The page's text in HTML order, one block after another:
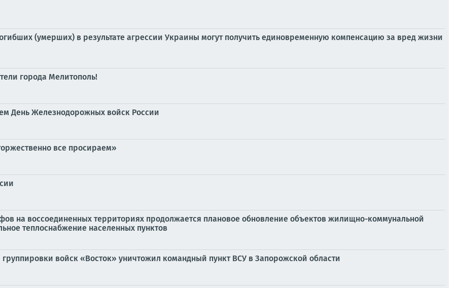
(умерших) в результате агрессии Украины могут получить единовременную компенсацию за вред жизни
города Мелитополь!
День Железнодорожных войск России
все просираем»
на воссоединенных территориях продолжается плановое обновление объектов жилищно-коммунальной
теплоснабжение населенных пунктов
войск «Восток» уничтожил командный пункт ВСУ в Запорожской области